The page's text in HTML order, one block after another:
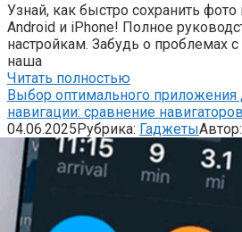
Узнай, как быстро сохранить фото
Android и iPhone! Полное
настройкам. Забудь о проблемах
наша
Читать полностью
Выбор оптимального приложения
навигации: сравнение
04.06.2025Рубрика: ГаджетыАвтор: